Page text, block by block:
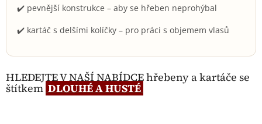
✔️ pevnější konstrukce – aby se hřeben neprohýbal
✔️ kartáč s delšími kolíčky – pro práci s objemem vlasů
HLEDEJTE V NAŠÍ NABÍDCE hřebeny a kartáče se
štítkem DLOUHÉ A HUSTÉ